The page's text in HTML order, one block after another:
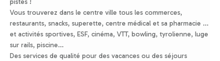
pistes !
Vous trouverez dans le centre ville tous les commerces,
restaurants, snacks, superette, centre médical et sa pharmacie …
et activités sportives, ESF, cinéma, VTT, bowling, tyrolienne, luge
sur rails, piscine…
Des services de qualité pour des vacances ou des séjours